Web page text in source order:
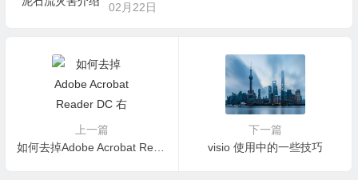
02月22日
上一篇
下一篇
visio 使用中的一些技巧